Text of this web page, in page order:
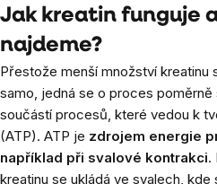
Jak kreatin funguje
najdeme?
Přestože menší množství
samo, jedná se o proces poměrně
součástí procesů, které vedou k
(ATP). ATP je zdrojem energie
například při svalové kontrakci.
kreatinu se ukládá ve svalech,